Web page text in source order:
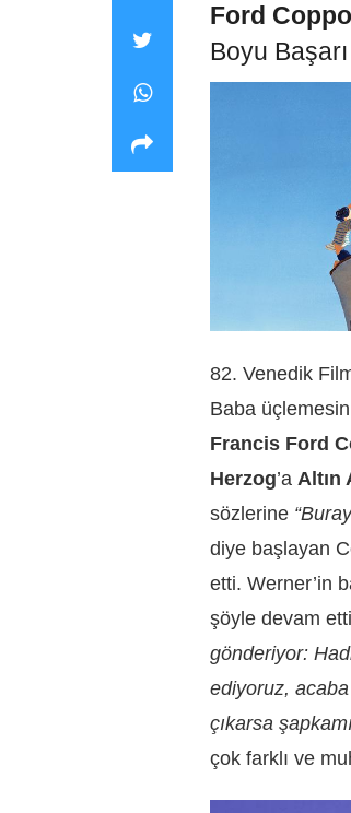
Ford
Boyu
82. Venedik
Baba
Francis Ford
Herzog’a Altın
sözlerine
diye başlayan
etti. Werner’in
şöyle devam
gönderiyor:
ediyoruz,
çıkarsa
çok farklı ve